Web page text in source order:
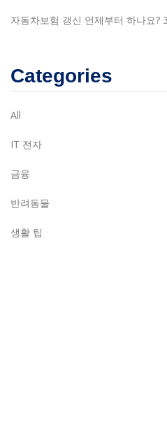
자동차보험 갱신 언제부터 하나요?
Categories
All
IT 전자
금융
반려동물
생활 팁